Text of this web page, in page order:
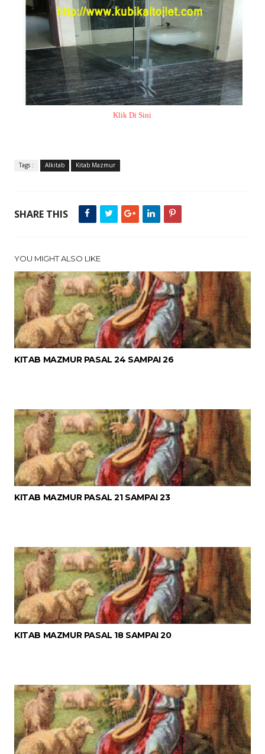
Klik Di Sini
Tags : Alkitab Kitab Mazmur
SHARE THIS
YOU MIGHT ALSO LIKE
KITAB MAZMUR PASAL 24 SAMPAI 26
KITAB MAZMUR PASAL 21 SAMPAI 23
KITAB MAZMUR PASAL 18 SAMPAI 20